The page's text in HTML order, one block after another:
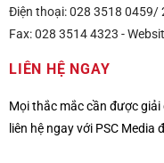
Điện thoại: 028 3518 0459/
Fax: 028 3514 4323 -
LIÊN HỆ NGAY
Mọi thắc mắc cần được
liên hệ ngay với PSC